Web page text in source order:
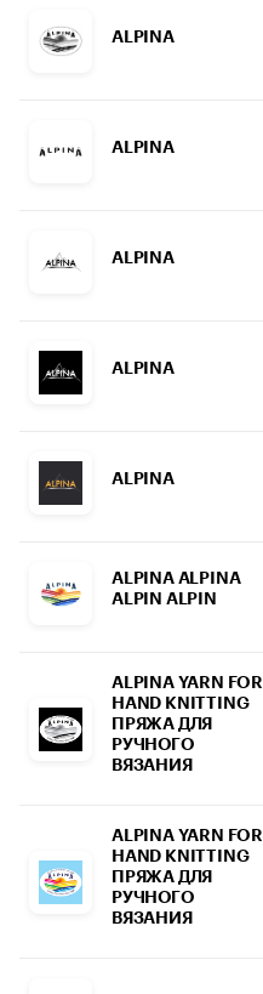
ALPINA
ALPINA
ALPINA
ALPINA
ALPINA
ALPINA ALPINA
ALPIN ALPIN
ALPINA YARN FOR
HAND KNITTING
ПРЯЖА ДЛЯ
РУЧНОГО
ВЯЗАНИЯ
ALPINA YARN FOR
HAND KNITTING
ПРЯЖА ДЛЯ
РУЧНОГО
ВЯЗАНИЯ